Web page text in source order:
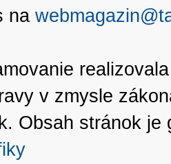
na
v zmysle
Obsah stránok